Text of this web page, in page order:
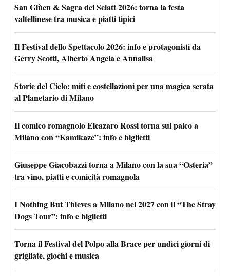
San Giùen & Sagra dei Sciatt 2026: torna la festa
valtellinese tra musica e piatti tipici
Il Festival dello Spettacolo 2026: info e protagonisti da
Gerry Scotti, Alberto Angela e Annalisa
Storie del Cielo: miti e costellazioni per una magica serata
al Planetario di Milano
Il comico romagnolo Eleazaro Rossi torna sul palco a
Milano con “Kamikaze”: info e biglietti
Giuseppe Giacobazzi torna a Milano con la sua “Osteria”
tra vino, piatti e comicità romagnola
I Nothing But Thieves a Milano nel 2027 con il “The Stray
Dogs Tour”: info e biglietti
Torna il Festival del Polpo alla Brace per undici giorni di
grigliate, giochi e musica